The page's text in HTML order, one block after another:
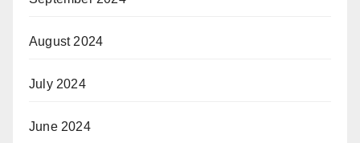
August 2024
July 2024
June 2024